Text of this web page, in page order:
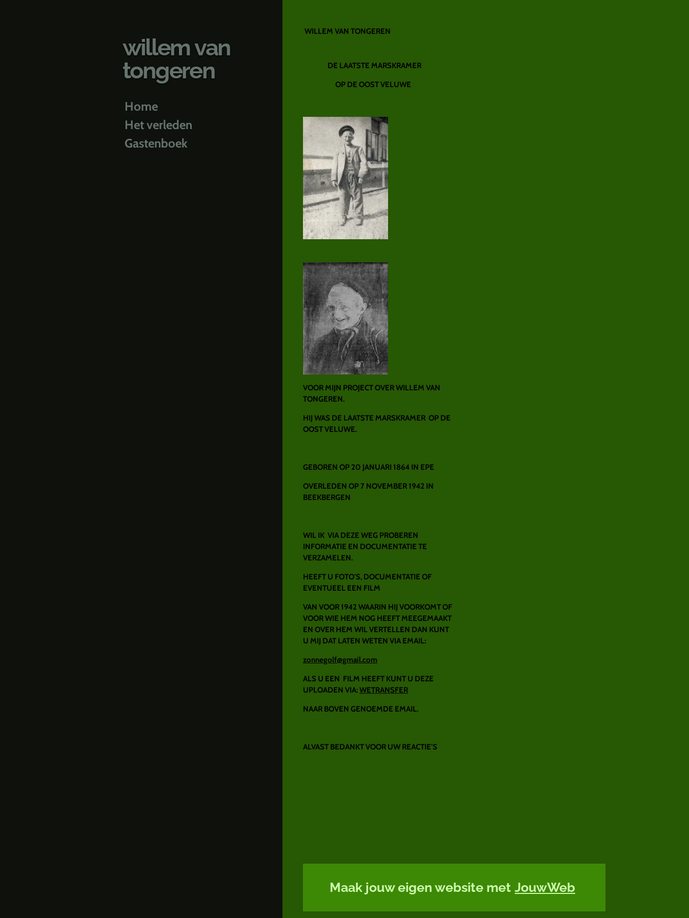
WILLEM VAN TONGEREN
DE LAATSTE MARSKRAMER
OP DE OOST VELUWE
VOOR MIJN PROJECT OVER WILLEM VAN
TONGEREN.
HIJ WAS DE LAATSTE MARSKRAMER OP DE
OOST VELUWE.
GEBOREN OP 20 JANUARI 1864 IN EPE
OVERLEDEN OP 7 NOVEMBER 1942 IN
BEEKBERGEN
WIL IK VIA DEZE WEG PROBEREN
INFORMATIE EN DOCUMENTATIE TE
VERZAMELEN.
HEEFT U FOTO'S, DOCUMENTATIE OF
EVENTUEEL EEN FILM
VAN VOOR 1942 WAARIN HIJ VOORKOMT OF
VOOR WIE HEM NOG HEEFT MEEGEMAAKT
EN OVER HEM WIL VERTELLEN DAN KUNT
U MIJ DAT LATEN WETEN VIA EMAIL:
zonnegolf@gmail.com
ALS U EEN FILM HEEFT KUNT U DEZE
UPLOADEN VIA:WETRANSFER
NAAR BOVEN GENOEMDE EMAIL.
ALVAST BEDANKT VOOR UW REACTIE'S
Maak jouw eigen website met JouwWeb
willem van
tongeren
Home
Het verleden
Gastenboek